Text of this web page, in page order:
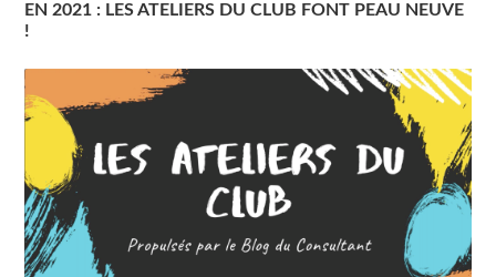
EN 2021 : LES ATELIERS DU CLUB FONT PEAU NEUVE
!